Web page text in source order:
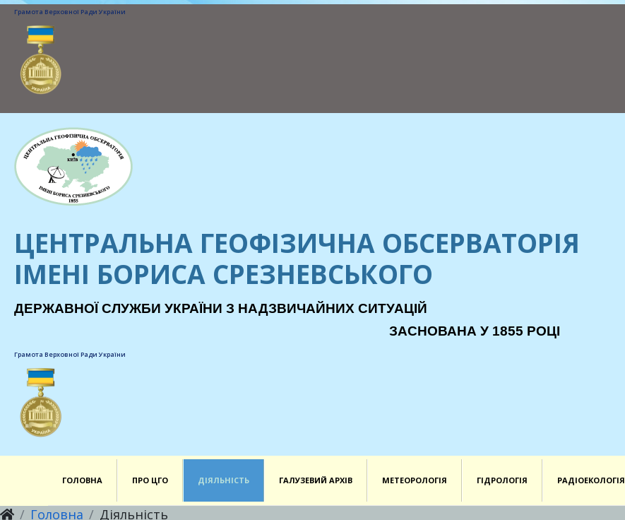
Грамота Верховної Ради України
ЦЕНТРАЛЬНА ГЕОФІЗИЧНА ОБСЕРВАТОРІЯ
ІМЕНІ БОРИСА СРЕЗНЕВСЬКОГО
ДЕРЖАВНОЇ СЛУЖБИ УКРАЇНИ З НАДЗВИЧАЙНИХ СИТУАЦІЙ
ЗАСНОВАНА У 1855 РОЦІ
Грамота Верховної Ради України
ГОЛОВНА ПРО ЦГО ДІЯЛЬНІСТЬ ГАЛУЗЕВИЙ АРХІВ МЕТЕОРОЛОГІЯ ГІДРОЛОГІЯ РАДІОЕКОЛОГІЯ
Головна
Діяльність